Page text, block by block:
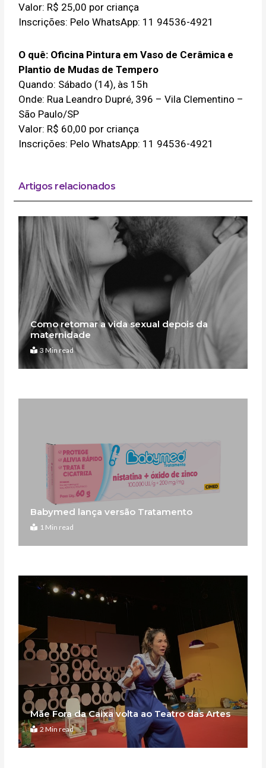
Valor: R$ 25,00 por criança
Inscrições: Pelo WhatsApp: 11 94536-4921
O quê: Oficina Pintura em Vaso de Cerâmica e
Plantio de Mudas de Tempero
Quando: Sábado (14), às 15h
Onde: Rua Leandro Dupré, 396 – Vila Clementino –
São Paulo/SP
Valor: R$ 60,00 por criança
Inscrições: Pelo WhatsApp: 11 94536-4921
Artigos relacionados
Como retomar a vida sexual depois da
maternidade
3 Min read
Babymed lança versão Tratamento
1 Min read
Mãe Fora da Caixa volta ao Teatro das Artes
2 Min read